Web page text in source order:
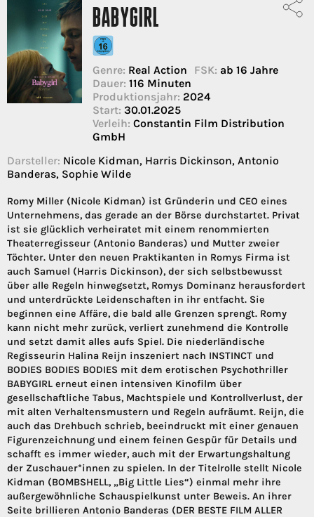
BABYGIRL
Genre: Real Action FSK: ab 16 Jahre
Dauer: 116 Minuten
Produktionsjahr: 2024
Start: 30.01.2025
Verleih: Constantin Film Distribution
GmbH
Darsteller: Nicole Kidman, Harris Dickinson, Antonio
Banderas, Sophie Wilde
Romy Miller (Nicole Kidman) ist Gründerin und CEO eines
Unternehmens, das gerade an der Börse durchstartet. Privat
ist sie glücklich verheiratet mit einem renommierten
Theaterregisseur (Antonio Banderas) und Mutter zweier
Töchter. Unter den neuen Praktikanten in Romys Firma ist
auch Samuel (Harris Dickinson), der sich selbstbewusst
über alle Regeln hinwegsetzt, Romys Dominanz herausfordert
und unterdrückte Leidenschaften in ihr entfacht. Sie
beginnen eine Affäre, die bald alle Grenzen sprengt. Romy
kann nicht mehr zurück, verliert zunehmend die Kontrolle
und setzt damit alles aufs Spiel. Die niederländische
Regisseurin Halina Reijn inszeniert nach INSTINCT und
BODIES BODIES BODIES mit dem erotischen Psychothriller
BABYGIRL erneut einen intensiven Kinofilm über
gesellschaftliche Tabus, Machtspiele und Kontrollverlust, der
mit alten Verhaltensmustern und Regeln aufräumt. Reijn, die
auch das Drehbuch schrieb, beeindruckt mit einer genauen
Figurenzeichnung und einem feinen Gespür für Details und
schafft es immer wieder, auch mit der Erwartungshaltung
der Zuschauer*innen zu spielen. In der Titelrolle stellt Nicole
Kidman (BOMBSHELL, „Big Little Lies“) einmal mehr ihre
außergewöhnliche Schauspielkunst unter Beweis. An ihrer
Seite brillieren Antonio Banderas (DER BESTE FILM ALLER